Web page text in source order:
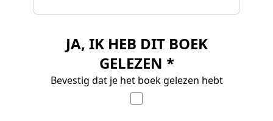
JA, IK HEB DIT BOEK
GELEZEN *
Bevestig dat je het boek gelezen hebt